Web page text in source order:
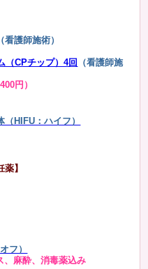
（看護師施術）
（CPチップ）4回
（看護師施
円）
HIFU：ハイフ）
】
フ）
麻酔、消毒薬込み